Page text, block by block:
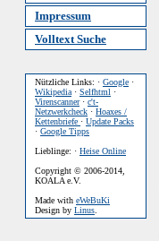
Impressum
Volltext Suche
Nützliche Links: · Google ·
Wikipedia · Selfhtml ·
Virenscanner· c't-
Netzwerkcheck · Hoaxes /
Kettenbriefe · Update Packs
· Google Tipps
Lieblinge: · Heise Online
Copyright © 2006-2014,
KOALA e.V.
Made with eWeBuKi
Design by Linus